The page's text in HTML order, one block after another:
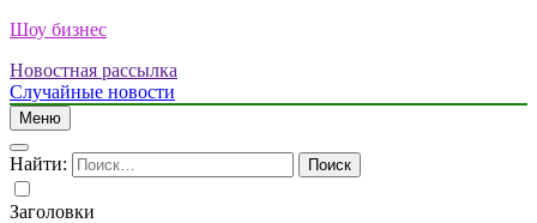
Шоу бизнес
Новостная рассылка
Случайные новости
Меню
Найти:
Заголовки